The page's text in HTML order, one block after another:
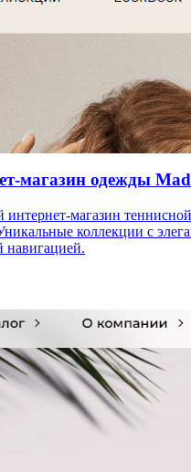
магазин одежды
магазин
коллекции с
навигацией.